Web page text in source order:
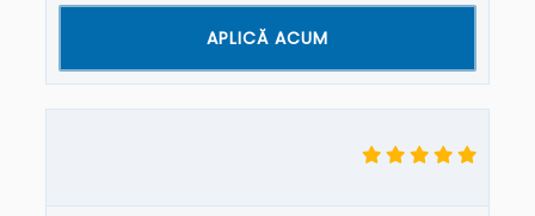
APLICĂ ACUM